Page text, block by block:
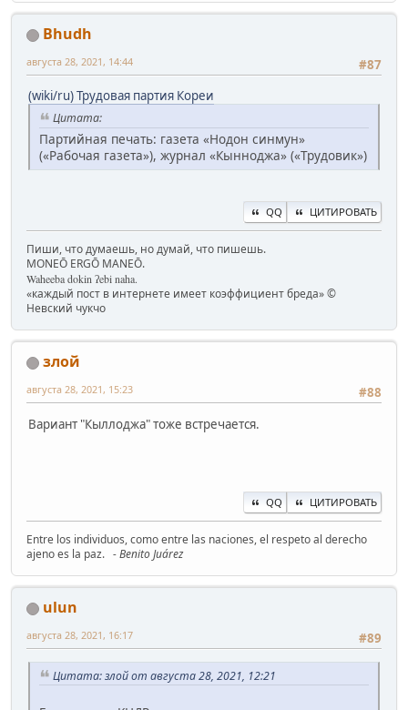
Bhudh
#87
августа 28, 2021, 14:44
(wiki/ru) Трудовая партия Кореи
Цитата:
Партийная печать: газета «Нодон синмун»
(«Рабочая газета»), журнал «Кынноджа» («Трудовик»)
QQ ЦИТИРОВАТЬ
Пиши, что думаешь, но думай, что пишешь.
MONEŌ ERGŌ MANEŌ.
Waheeba dokin ʔebi naha.
«каждый пост в интернете имеет коэффициент бреда» ©
Невский чукчо
злой
#88
августа 28, 2021, 15:23
Вариант "Кыллоджа" тоже встречается.
QQ ЦИТИРОВАТЬ
Entre los individuos, como entre las naciones, el respeto al derecho
ajeno es la paz. - Benito Juárez
ulun
#89
августа 28, 2021, 16:17
Цитата: злой от августа 28, 2021, 12:21